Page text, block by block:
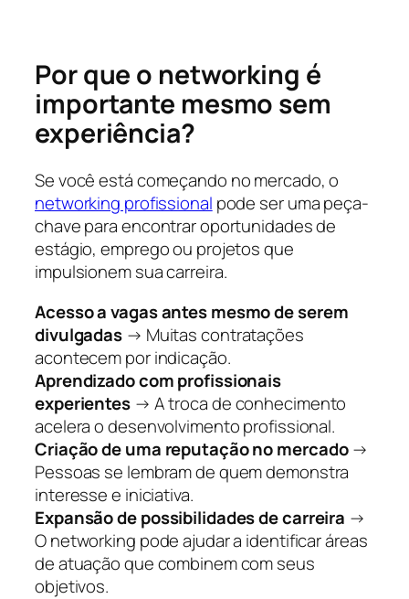
Por que o networking é
importante mesmo sem
experiência?
Se você está começando no mercado, o
networking profissional pode ser uma peça-
chave para encontrar oportunidades de
estágio, emprego ou projetos que
impulsionem sua carreira.
Acesso a vagas antes mesmo de serem
divulgadas → Muitas contratações
acontecem por indicação.
Aprendizado com profissionais
experientes→ A troca de conhecimento
acelera o desenvolvimento profissional.
Criação de uma reputação no mercado→
Pessoas se lembram de quem demonstra
interesse e iniciativa.
Expansão de possibilidades de carreira →
O networking pode ajudar a identificar áreas
de atuação que combinem com seus
objetivos.